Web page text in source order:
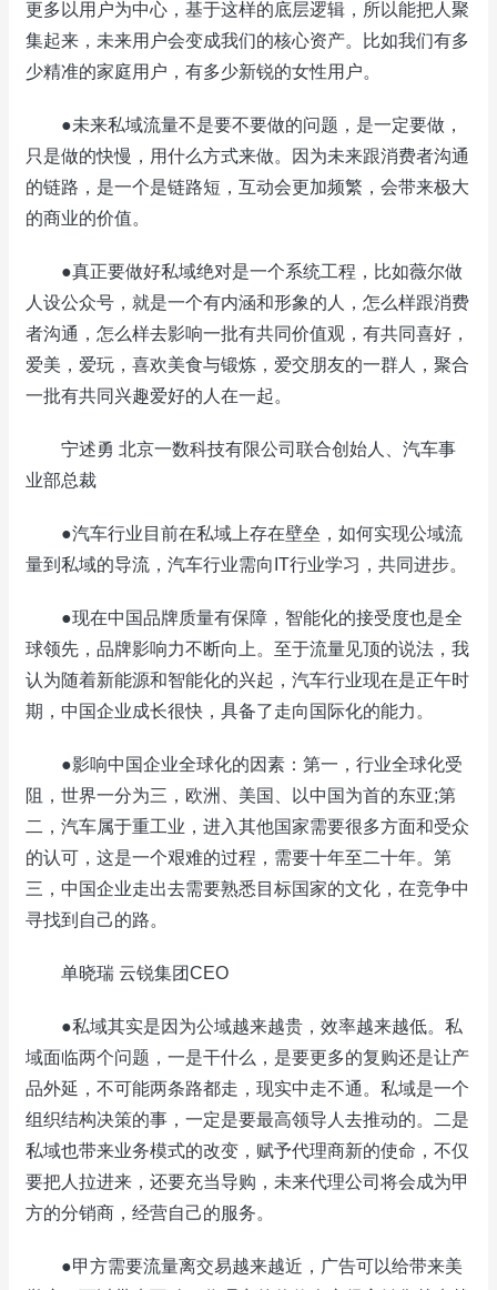
更多以用户为中心，基于这样的底层逻辑，所以能把人聚
集起来，未来用户会变成我们的核心资产。比如我们有多
少精准的家庭用户，有多少新锐的女性用户。
●未来私域流量不是要不要做的问题，是一定要做，
只是做的快慢，用什么方式来做。因为未来跟消费者沟通
的链路，是一个是链路短，互动会更加频繁，会带来极大
的商业的价值。
●真正要做好私域绝对是一个系统工程，比如薇尔做
人设公众号，就是一个有内涵和形象的人，怎么样跟消费
者沟通，怎么样去影响一批有共同价值观，有共同喜好，
爱美，爱玩，喜欢美食与锻炼，爱交朋友的一群人，聚合
一批有共同兴趣爱好的人在一起。
宁述勇 北京一数科技有限公司联合创始人、汽车事
业部总裁
●汽车行业目前在私域上存在壁垒，如何实现公域流
量到私域的导流，汽车行业需向IT行业学习，共同进步。
●现在中国品牌质量有保障，智能化的接受度也是全
球领先，品牌影响力不断向上。至于流量见顶的说法，我
认为随着新能源和智能化的兴起，汽车行业现在是正午时
期，中国企业成长很快，具备了走向国际化的能力。
●影响中国企业全球化的因素：第一，行业全球化受
阻，世界一分为三，欧洲、美国、以中国为首的东亚;第
二，汽车属于重工业，进入其他国家需要很多方面和受众
的认可，这是一个艰难的过程，需要十年至二十年。第
三，中国企业走出去需要熟悉目标国家的文化，在竞争中
寻找到自己的路。
单晓瑞 云锐集团CEO
●私域其实是因为公域越来越贵，效率越来越低。私
域面临两个问题，一是干什么，是要更多的复购还是让产
品外延，不可能两条路都走，现实中走不通。私域是一个
组织结构决策的事，一定是要最高领导人去推动的。二是
私域也带来业务模式的改变，赋予代理商新的使命，不仅
要把人拉进来，还要充当导购，未来代理公司将会成为甲
方的分销商，经营自己的服务。
●甲方需要流量离交易越来越近，广告可以给带来美